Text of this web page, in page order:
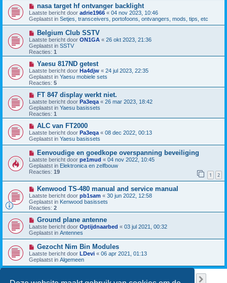
h
t
b
e
r
i
h
t
N
i
e
u
w
b
e
r
i
t
nasa target hf ontvanger backlight
Laatste bericht door adrie1966 « 04 nov 2023, 10:46
Geplaatst in Setjes, transceivers, portofoons, ontvangers, mods, tips, etc
N
i
e
u
w
b
r
i
c
h
Belgium Club SSTV
Laatste bericht door ON1GA « 26 okt 2023, 21:36
Geplaatst in SSTV
Reacties: 1
N
i
e
u
w
b
e
r
i
c
Yaesu 817ND getest
Laatste bericht door Ha4djw « 24 jul 2023, 22:35
Geplaatst in Yaesu mobiele sets
Reacties: 5
N
i
e
u
w
e
r
i
h
t
FT 847 display werkt niet.
Laatste bericht door Pa3eqa « 26 mar 2023, 18:42
Geplaatst in Yaesu basissets
Reacties: 1
N
i
e
u
w
b
e
r
i
h
ALC van FT2000
Laatste bericht door Pa3eqa « 08 dec 2022, 00:13
Geplaatst in Yaesu basissets
N
i
e
u
w
b
e
r
i
c
h
Eenvoudige en goedkope overspanning beveiliging
Laatste bericht door pe1mud « 04 nov 2022, 10:45
Geplaatst in Elektronica en zelfbouw
Reacties: 19 1 2
N
i
e
u
w
b
r
i
h
t
Kenwood TS-480 manual and service manual
Laatste bericht door pb1sam « 30 jun 2022, 12:58
Geplaatst in Kenwood basissets
Reacties: 2
N
i
e
u
w
b
e
r
i
Ground plane antenne
Laatste bericht door Optijdnaarbed « 03 jul 2021, 00:32
Geplaatst in Antennes
N
i
e
u
w
Gezocht Nim Bin Modules
Laatste bericht door LDevi « 06 apr 2021, 01:13
Geplaatst in Algemeen
Er zijn 949 resultaten gevonden van
1 2 3 4 5 …